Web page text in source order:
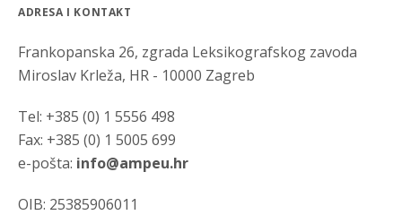
ADRESA I KONTAKT
Frankopanska 26, zgrada Leksikografskog zavoda
Miroslav Krleža, HR - 10000 Zagreb
Tel: +385 (0) 1 5556 498
Fax: +385 (0) 1 5005 699
e-pošta: info@ampeu.hr
OIB: 25385906011